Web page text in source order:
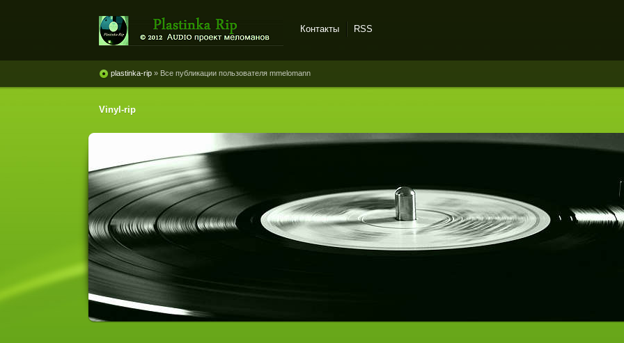
винила и магнитоальбомов
Контакты RSS
plastinka-rip » Все публикации пользователя mmelomann
Vinyl-rip